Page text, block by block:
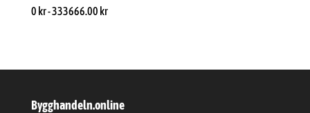
0 kr-333666.00 kr
Bygghandeln.online